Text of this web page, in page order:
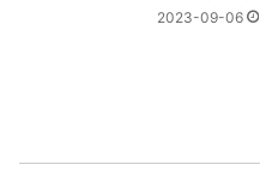
2023-09-06